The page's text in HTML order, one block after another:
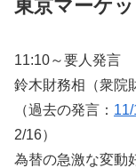
東京マーケ
11:10～要人発言
鈴木財務相（衆院
（過去の発言：
2/16）
為替の急激な変動